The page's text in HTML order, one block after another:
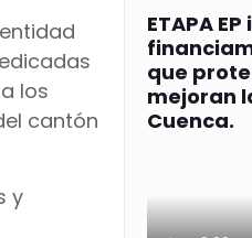
los
cantón
y
ETAPA
que
mejoran
Cuenca.